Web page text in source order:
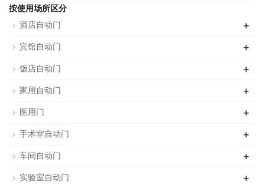
按使用场所区分
酒店自动门
+
宾馆自动门 +
饭店自动门 +
家用自动门 +
医用门 +
手术室自动门 +
车间自动门 +
实验室自动门 +